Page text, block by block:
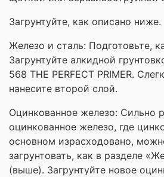
Загрунтуйте, как описано ниже.
Железо и сталь: Подготовьте,
Загрунтуйте алкидной
568 THE PERFECT PRIMER.
нанесите второй слой.
Оцинкованное железо: Сильно
оцинкованное железо, где
основном израсходовано,
загрунтовать, как в разделе
(выше). Загрунтуйте новое